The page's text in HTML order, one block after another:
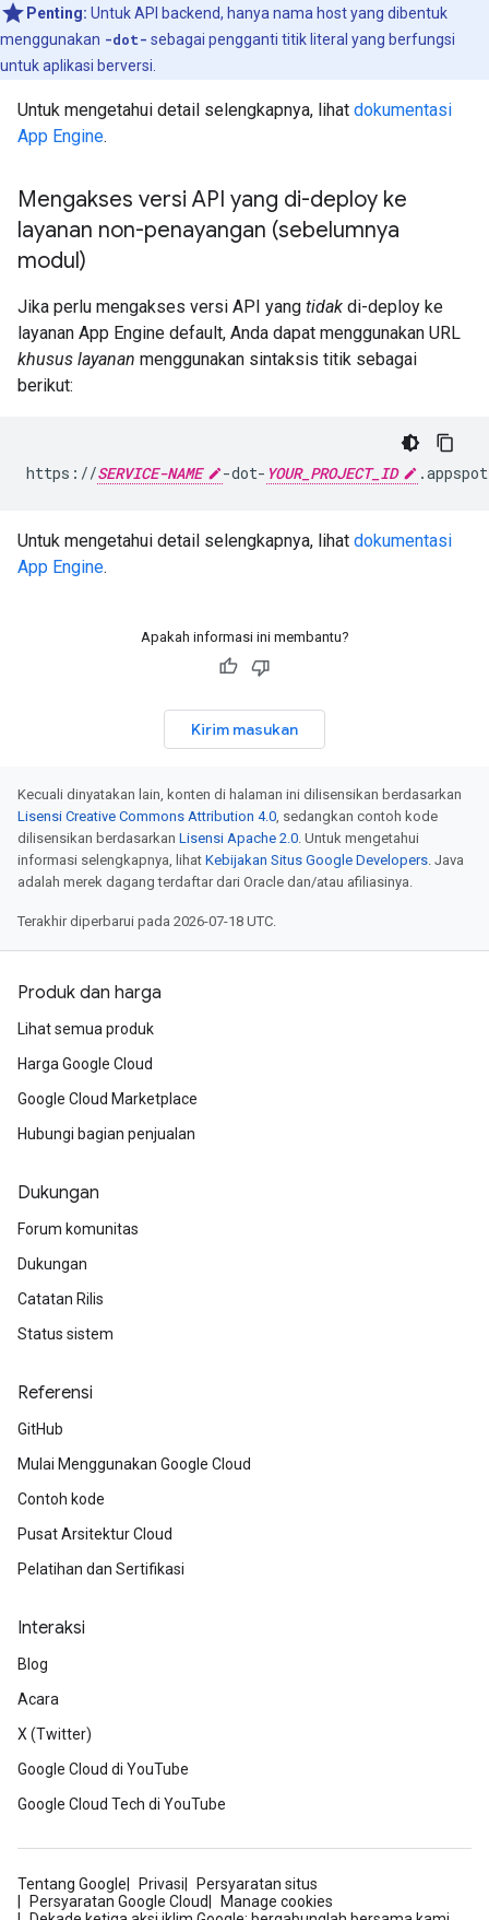
Penting: Untuk API backend, hanya nama host yang dibentuk
menggunakan -dot- sebagai pengganti titik literal yang berfungsi
untuk aplikasi berversi.
Untuk mengetahui detail selengkapnya, lihat dokumentasi
App Engine.
Mengakses versi API yang di-deploy ke
layanan non-penayangan (sebelumnya
modul)
Jika perlu mengakses versi API yang tidak di-deploy ke
layanan App Engine default, Anda dapat menggunakan URL
khusus layanan menggunakan sintaksis titik sebagai
berikut:
https://SERVICE-NAME -dot- YOUR_PROJECT_ID
Untuk mengetahui detail selengkapnya, lihat dokumentasi
App Engine.
Apakah informasi ini membantu?
Kirim masukan
Kecuali dinyatakan lain, konten di halaman ini dilisensikan berdasarkan
Lisensi Creative Commons Attribution 4.0 , sedangkan contoh kode
dilisensikan berdasarkan Lisensi Apache 2.0 . Untuk mengetahui
informasi selengkapnya, lihat Kebijakan Situs Google Developers . Java
adalah merek dagang terdaftar dari Oracle dan/atau afiliasinya.
Terakhir diperbarui pada 2026-07-18 UTC.
Produk dan harga
Lihat semua produk
Harga Google Cloud
Google Cloud Marketplace
Hubungi bagian penjualan
Dukungan
Forum komunitas
Dukungan
Catatan Rilis
Status sistem
Referensi
GitHub
Mulai Menggunakan Google Cloud
Contoh kode
Pusat Arsitektur Cloud
Pelatihan dan Sertifikasi
Interaksi
Blog
Acara
X (Twitter)
Google Cloud di YouTube
Google Cloud Tech di YouTube
Tentang Google Privasi
Persyaratan situs
Persyaratan Google Cloud
Manage cookies